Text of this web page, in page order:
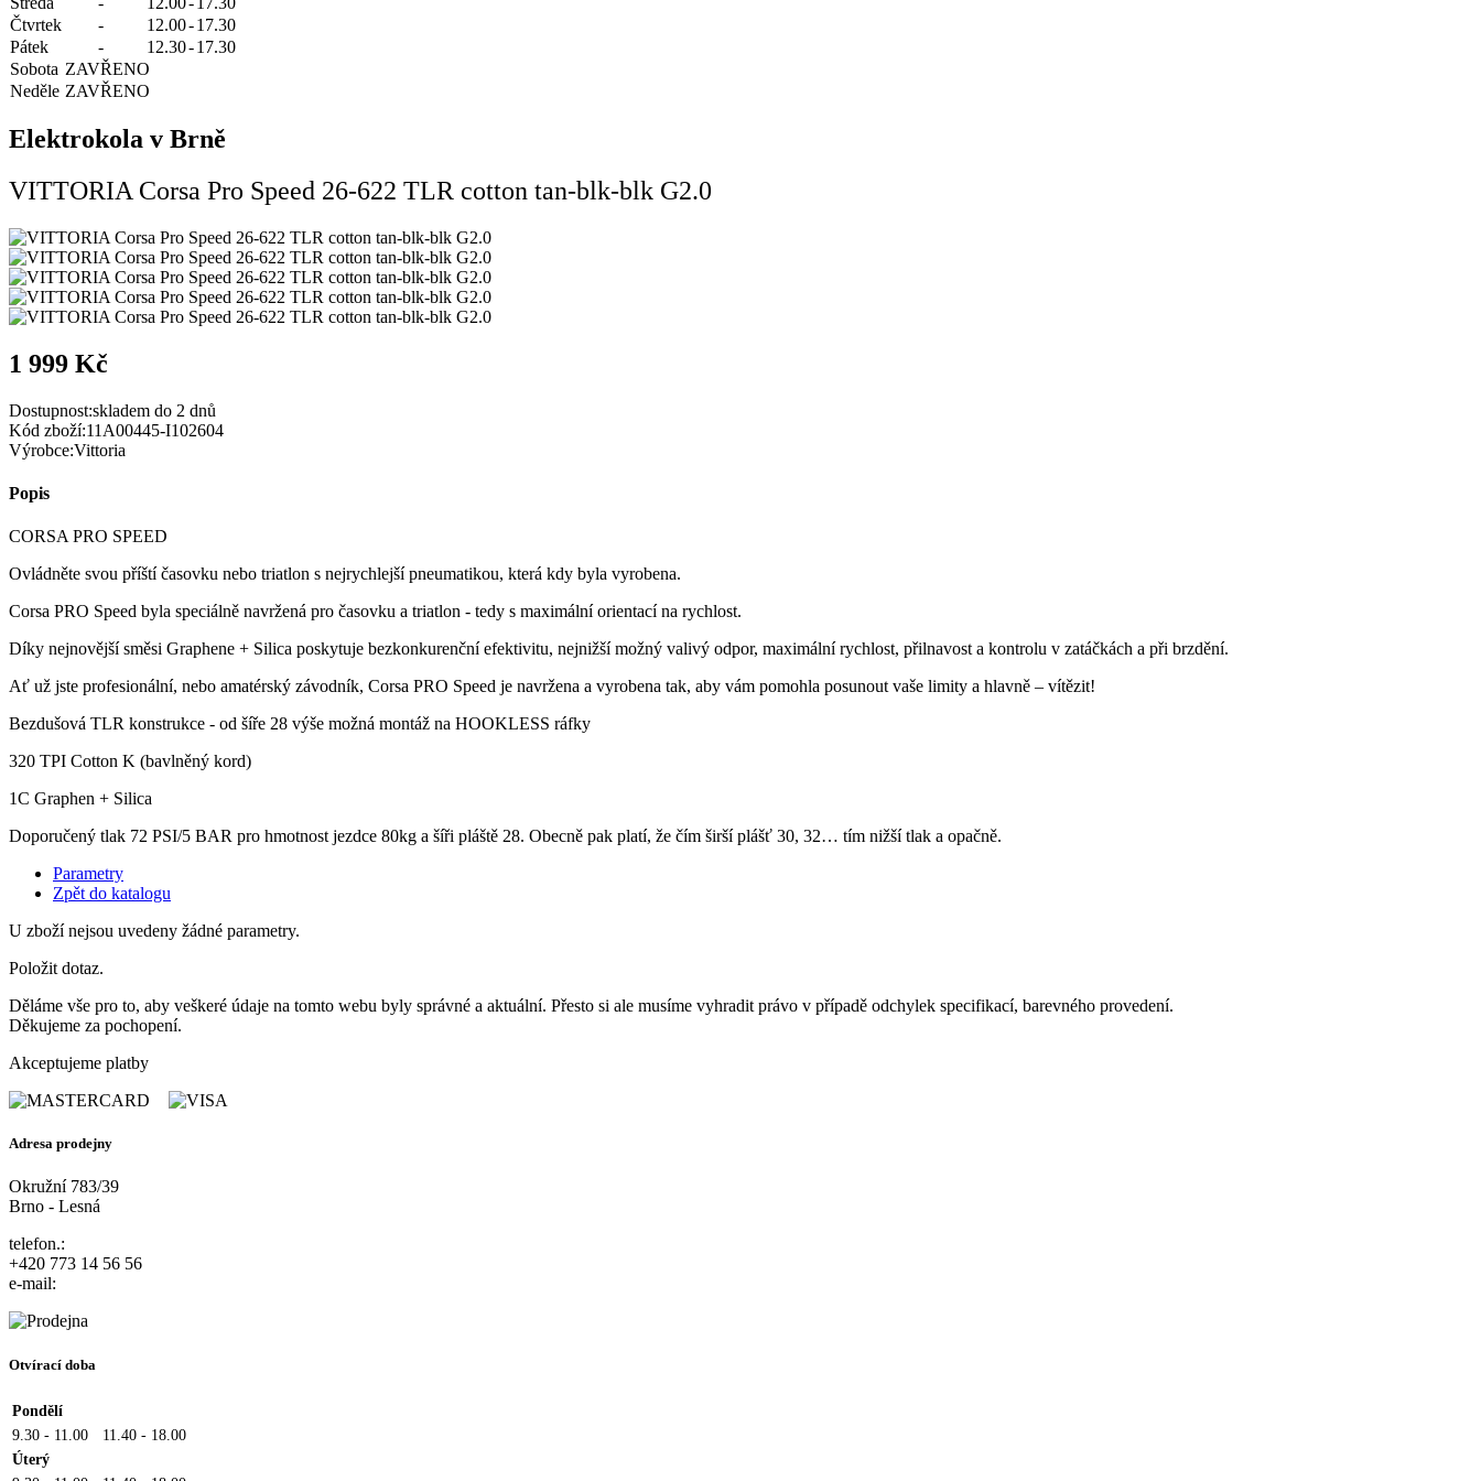
Čtvrtek
- 12.00-17.30
Pátek
- 12.30-17.30
Sobota ZAVŘENO
Neděle ZAVŘENO
Elektrokola v Brně
VITTORIA Corsa Pro Speed 26-622 TLR cotton tan-blk-blk G2.0
1 999 Kč
Dostupnost:skladem do 2 dnů
Kód zboží:11A00445-I102604
Výrobce:Vittoria
Popis
CORSA PRO SPEED
Ovládněte svou příští časovku nebo triatlon s nejrychlejší pneumatikou, která kdy byla vyrobena.
Corsa PRO Speed byla speciálně navržená pro časovku a triatlon - tedy s maximální orientací na rychlost.
Díky nejnovější směsi Graphene + Silica poskytuje bezkonkurenční efektivitu, nejnižší možný valivý odpor, maximální rychlost, přilnavost a kontrolu v zatáčkách a při brzdění.
Ať už jste profesionální, nebo amatérský závodník, Corsa PRO Speed je navržena a vyrobena tak, aby vám pomohla posunout vaše limity a hlavně – vítězit!
Bezdušová TLR konstrukce - od šíře 28 výše možná montáž na HOOKLESS ráfky
320 TPI Cotton K (bavlněný kord)
1C Graphen + Silica
Doporučený tlak 72 PSI/5 BAR pro hmotnost jezdce 80kg a šíři pláště 28. Obecně pak platí, že čím širší plášť 30, 32… tím nižší tlak a opačně.
Parametry
Zpět do katalogu
U zboží nejsou uvedeny žádné parametry.
Položit dotaz.
Děláme vše pro to, aby veškeré údaje na tomto webu byly správné a aktuální. Přesto si ale musíme vyhradit právo v případě odchylek specifikací, barevného provedení.
Děkujeme za pochopení.
Akceptujeme platby
Adresa prodejny
Okružní 783/39
Brno - Lesná
telefon.:
+420 773 14 56 56
e-mail:
Otvírací doba
Pondělí
9.30 - 11.00
11.40 - 18.00
Úterý